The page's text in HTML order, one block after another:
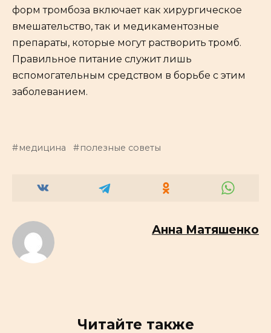
форм тромбоза включает как хирургическое
вмешательство, так и медикаментозные
препараты, которые могут растворить тромб.
Правильное питание служит лишь
вспомогательным средством в борьбе с этим
заболеванием.
медицина полезные советы
Анна Матяшенко
Читайте также